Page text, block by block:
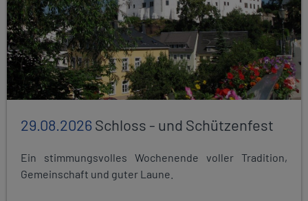
29.08.2026Schloss - und Schützenfest
Ein stimmungsvolles Wochenende voller Tradition,
Gemeinschaft und guter Laune.